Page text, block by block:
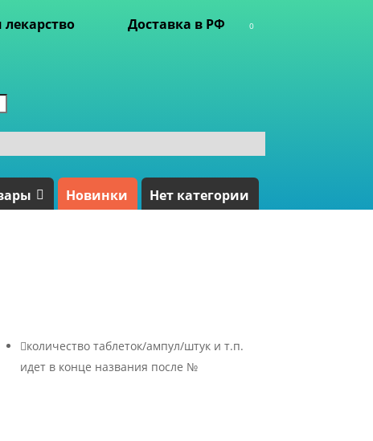
Доставка в РФ 0
Новинки Нет категории
количество таблеток/ампул/штук и т.п.
идет в конце названия после №